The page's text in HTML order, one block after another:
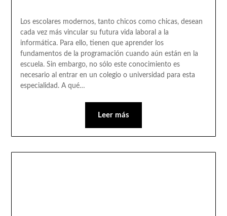
Los escolares modernos, tanto chicos como chicas, desean
cada vez más vincular su futura vida laboral a la
informática. Para ello, tienen que aprender los
fundamentos de la programación cuando aún están en la
escuela. Sin embargo, no sólo este conocimiento es
necesario al entrar en un colegio o universidad para esta
especialidad. A qué…
Leer más